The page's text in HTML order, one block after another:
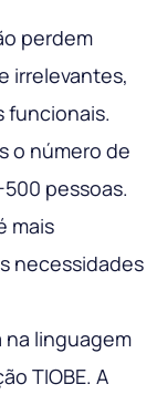
perdem
irrelevantes,
funcionais.
o número de
pessoas.
mais
necessidades
na linguagem
TIOBE. A